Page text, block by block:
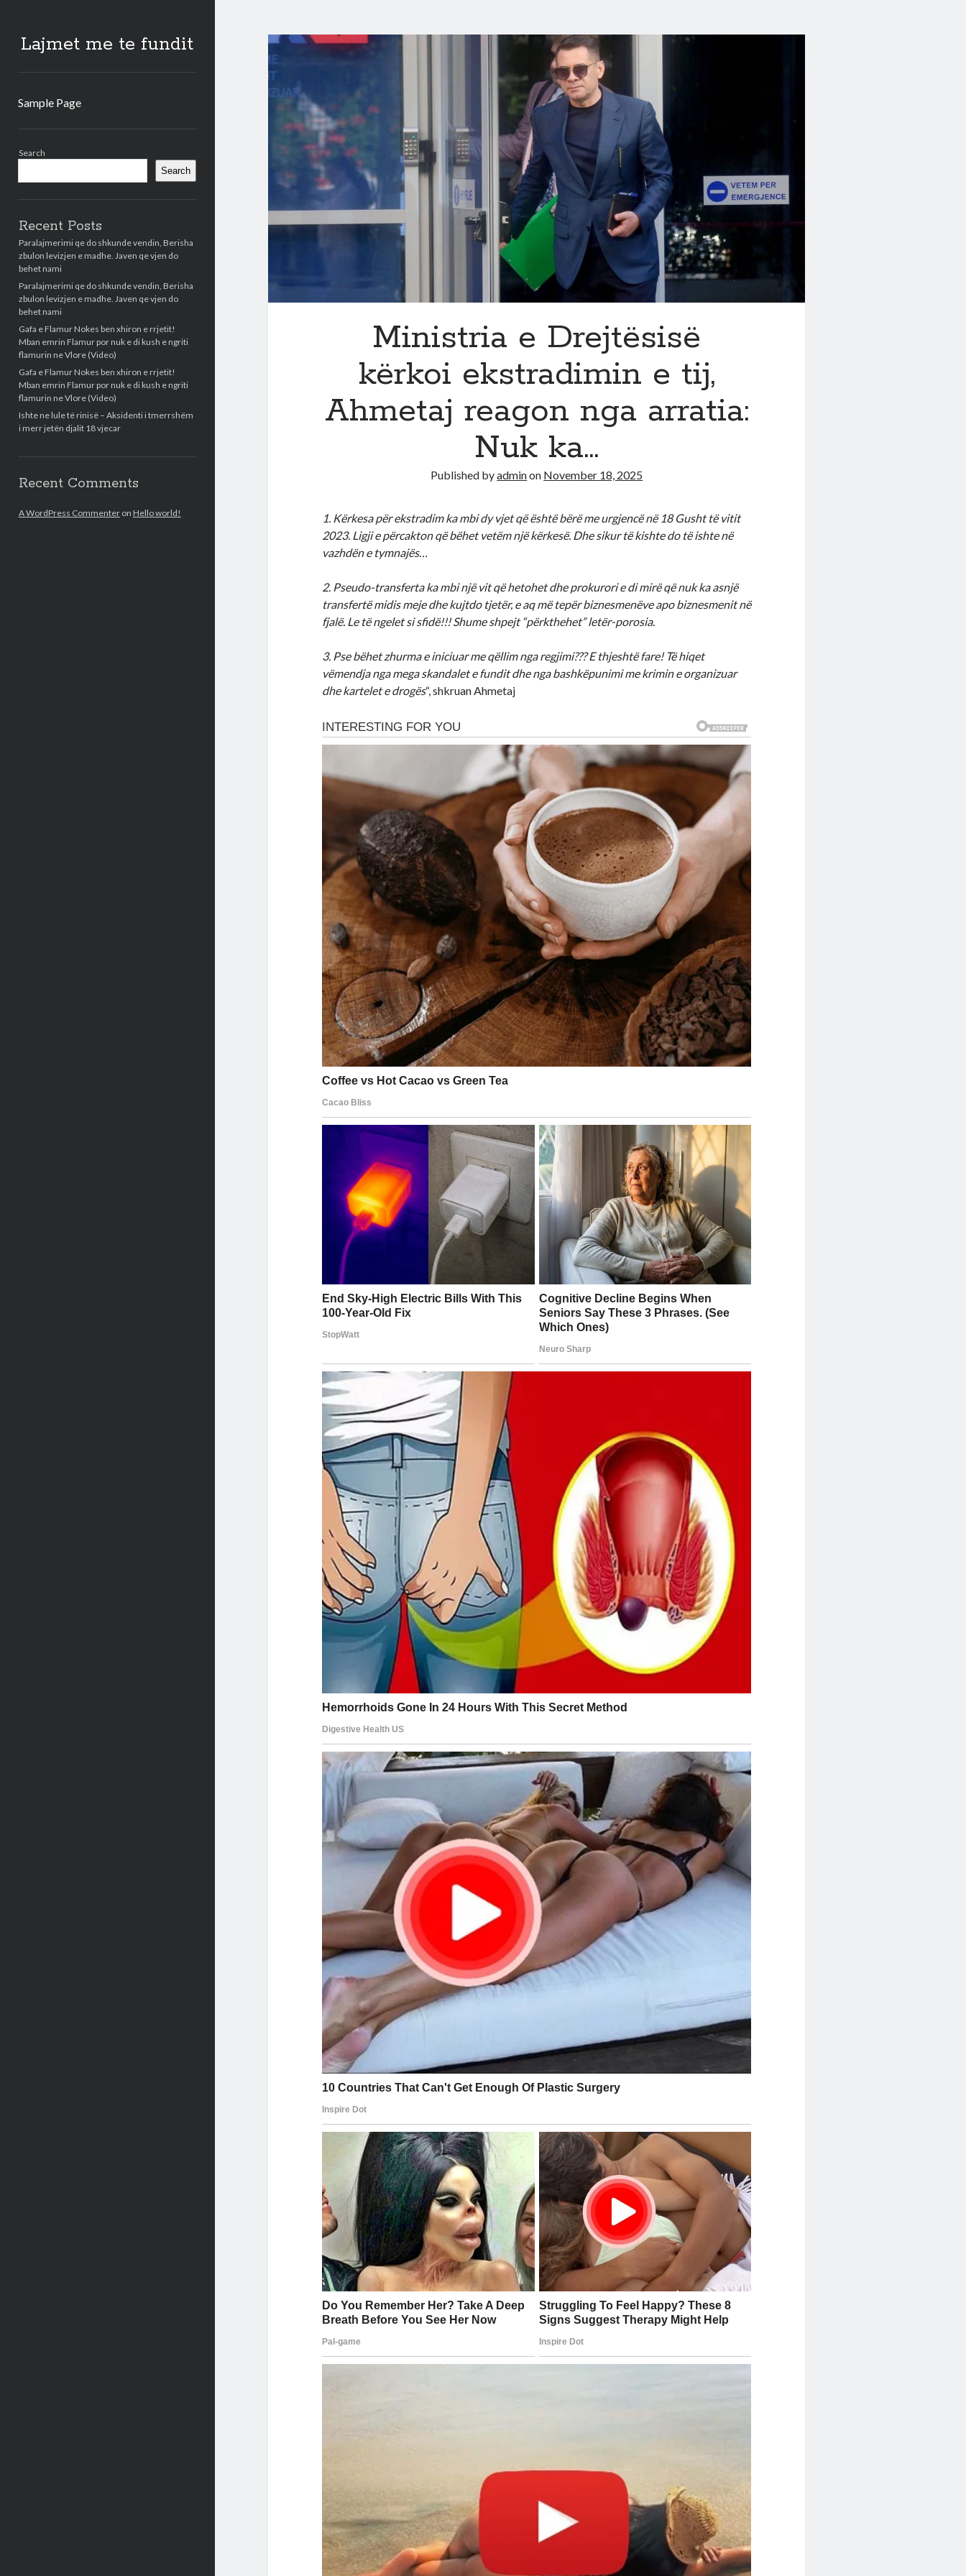
Lajmet me te fundit
Sample Page
Search
Search
Recent Posts
Paralajmerimi qe do shkunde vendin, Berisha
zbulon levizjen e madhe. Javen qe vjen do
behet nami
Paralajmerimi qe do shkunde vendin, Berisha
zbulon levizjen e madhe. Javen qe vjen do
behet nami
Gafa e Flamur Nokes ben xhiron e rrjetit!
Mban emrin Flamur por nuk e di kush e ngriti
flamurin ne Vlore (Video)
Gafa e Flamur Nokes ben xhiron e rrjetit!
Mban emrin Flamur por nuk e di kush e ngriti
flamurin ne Vlore (Video)
Ishte ne lule të rinisë – Aksidenti i tmerrshëm
i merr jetën djalit 18 vjecar
Recent Comments
A WordPress Commenteron Hello world!
Ministria e Drejtësisë
kërkoi ekstradimin e tij,
Ahmetaj reagon nga arratia:
Nuk ka…
Published byadminon November 18, 2025
1. Kërkesa për ekstradim ka mbi dy vjet që është bërë me urgjencë në 18 Gusht të vitit
2023. Ligji e përcakton që bëhet vetëm një kërkesë. Dhe sikur të kishte do të ishte në
vazhdën e tymnajës…
2. ⁠Pseudo-transferta ka mbi një vit që hetohet dhe prokurori e di mirë që nuk ka asnjë
transfertë midis meje dhe kujtdo tjetër, e aq më tepër biznesmenëve apo biznesmenit në
fjalë. Le të ngelet si sfidë!!! Shume shpejt “përkthehet” letër-porosia.
3. ⁠Pse bëhet zhurma e iniciuar me qëllim nga regjimi??? E thjeshtë fare! Të hiqet
vëmendja nga mega skandalet e fundit dhe nga bashkëpunimi me krimin e organizuar
dhe kartelet e drogës“, shkruan Ahmetaj